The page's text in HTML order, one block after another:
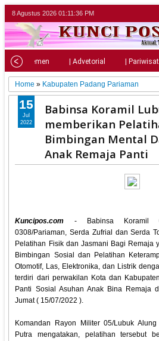
8 Agustus 2026 01:11:38 PM
| Parlemen | Advetorial |
Home » Kabupaten Padang Pariaman
Babinsa Koramil
memberikan
Bimbingan Mental
Anak Remaja Panti
Kuncipos.com - Babinsa Koramil
0308/Pariaman, Serda Zufrial dan Serda
Pelatihan Fisik dan Jasmani Bagi Remaja
Bimbingan Sosial dan Pelatihan
Otomotif, Las, Elektronika, dan Listrik
terdiri dari perwakilan Kota dan
Panti Sosial Asuhan Anak Bina Remaja
Jumat ( 15/07/2022 ).
Komandan Rayon Militer 05/Lubuk
Putra mengatakan, pelatihan tersebut
15
Jul
2022